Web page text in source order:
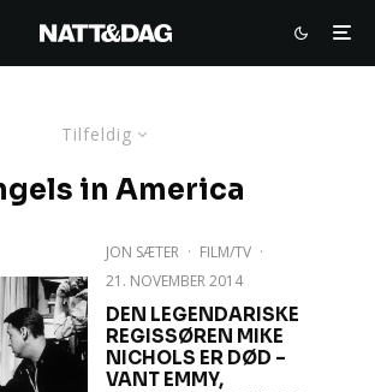
Tilfeldig
in America
JON SÆTER · FILM/TV ·
21. NOVEMBER 2014
DEN LEGENDARISKE
REGISSØREN MIKE
NICHOLS ER DØD –
VANT EMMY,